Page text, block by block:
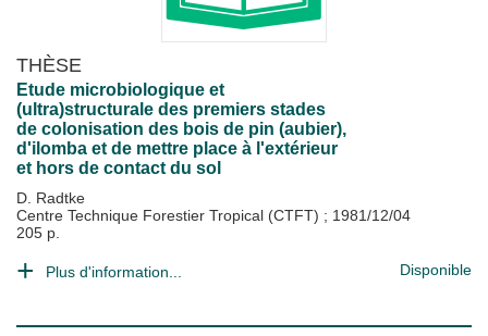
THÈSE
Etude microbiologique et
(ultra)structurale des premiers stades
de colonisation des bois de pin (aubier),
d'ilomba et de mettre place à l'extérieur
et hors de contact du sol
D. Radtke
Centre Technique Forestier Tropical (CTFT) ; 1981/12/04
205 p.
Plus d'information... Disponible